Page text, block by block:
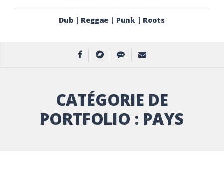
Dub | Reggae | Punk | Roots
CATÉGORIE DE
PORTFOLIO : PAYS